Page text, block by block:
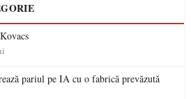
pariul pe IA cu o fabrică prevăzută